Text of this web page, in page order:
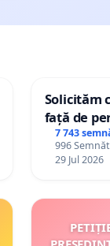
Solicităm
față de
7 743
996
29 Jul 2026